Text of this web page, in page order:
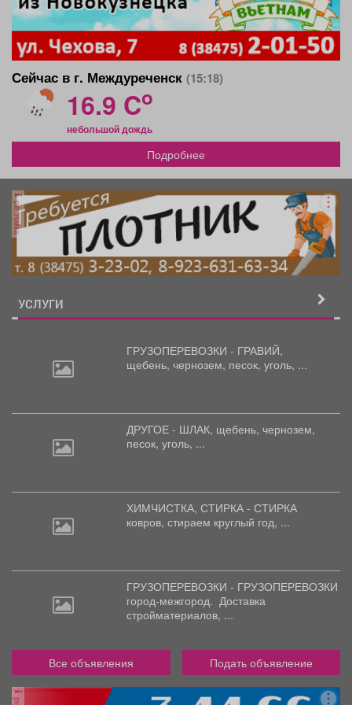
Сейчас в г. Междуреченск (15:18)
16.9 Co
небольшой дождь
Подробнее
реклама
УСЛУГИ
ГРУЗОПЕРЕВОЗКИ - ГРАВИЙ,
щебень, чернозем, песок, уголь, ...
ДРУГОЕ - ШЛАК, щебень, чернозем,
песок, уголь, ...
ХИМЧИСТКА, СТИРКА - СТИРКА
ковров, стираем круглый год, ...
ГРУЗОПЕРЕВОЗКИ - ГРУЗОПЕРЕВОЗКИ
город-межгород. Доставка
стройматериалов, ...
Все объявления Подать объявление